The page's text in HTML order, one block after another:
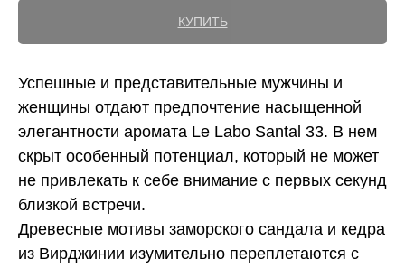
КУПИТЬ
Успешные и представительные мужчины и
женщины отдают предпочтение насыщенной
элегантности аромата Le Labo Santal 33. В нем
скрыт особенный потенциал, который не может
не привлекать к себе внимание с первых секунд
близкой встречи.
Древесные мотивы заморского сандала и кедра
из Вирджинии изумительно переплетаются с